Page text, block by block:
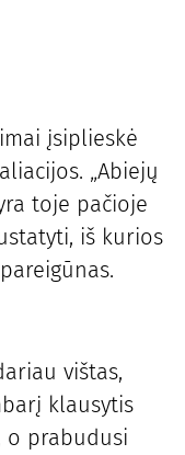
įsiplieskė
„Abiejų
toje pačioje
iš kurios
vištas,
klausytis
o prabudusi